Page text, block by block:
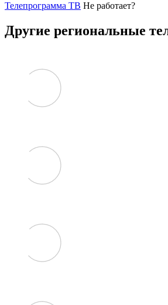
Телепрограмма ТВ Не работает?
Другие региональные